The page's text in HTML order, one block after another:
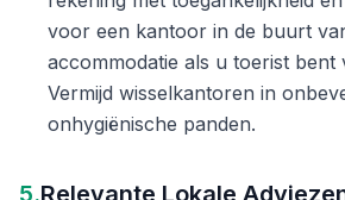
voor een kantoor in de buurt
accommodatie als u toerist bent
Vermijd wisselkantoren in
onhygiënische panden.
5.Relevante Lokale